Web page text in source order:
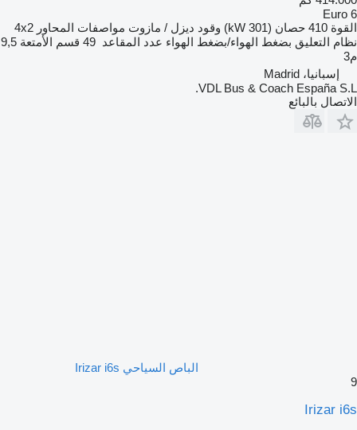
Euro 6
القوة 410 حصان (301 kW) وقود ديزل / مازوت مواصفات المحاور 4x2
نظام التعليق بضغط الهواء/بضغط الهواء عدد المقاعد 49 قسم الأمتعة 9,5
م3
إسبانيا، Madrid
VDL Bus & Coach España S.L.
الاتصال بالبائع
الباص السياحي Irizar i6s
9
Irizar i6s